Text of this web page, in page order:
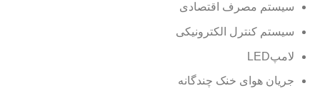
سیستم مصرف اقتصادی
سیستم کنترل الکترونیکی
لامپLED
جریان هوای خنک چندگانه